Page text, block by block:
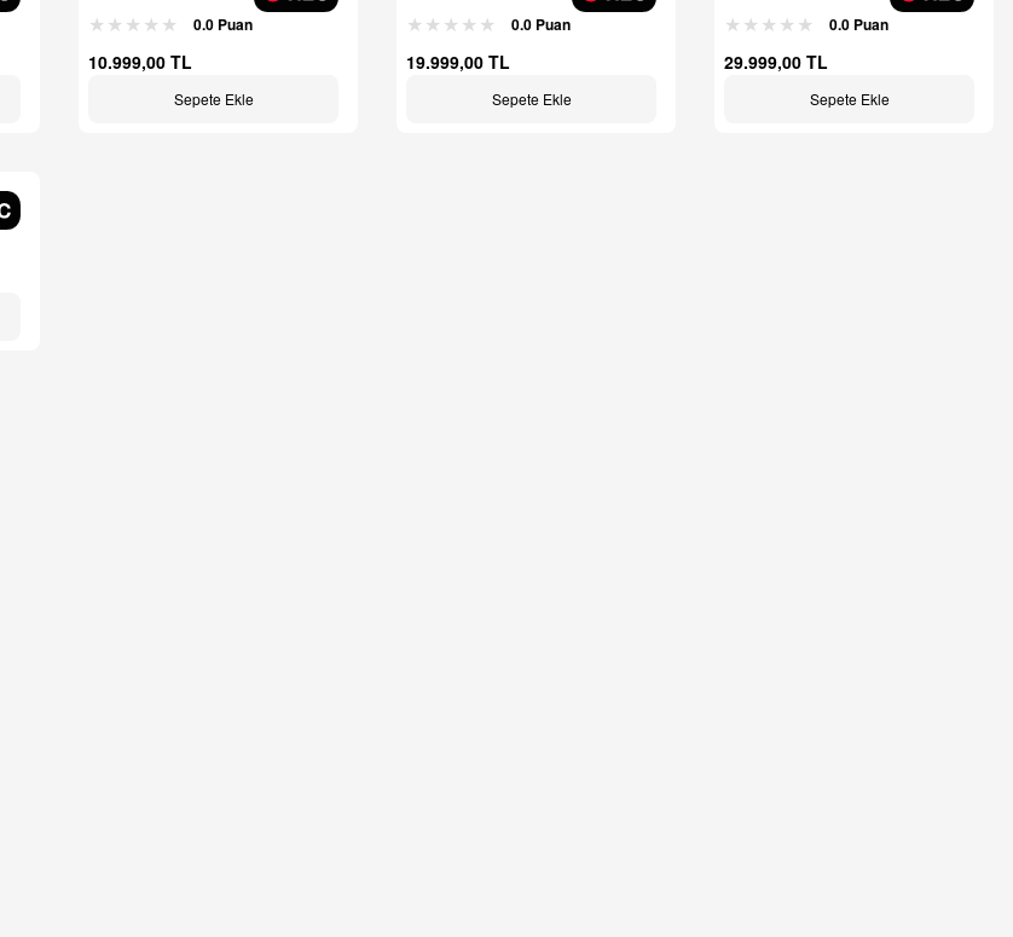
LED Monolight0.0 Puan
10.999,00 TL
Sepete Ekle
LED Monolight0.0 Puan
19.999,00 TL
Sepete Ekle
LED Monolight0.0 Puan
29.999,00 TL
Sepete Ekle